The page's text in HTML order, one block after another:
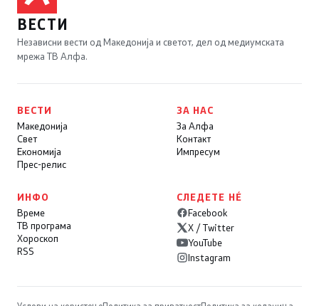
ВЕСТИ
Независни вести од Македонија и светот, дел од медиумската
мрежа ТВ Алфа.
ВЕСТИ
Македонија
Свет
Економија
Прес-релис
ЗА НАС
За Алфа
Контакт
Импресум
ИНФО
Време
ТВ програма
Хороскоп
RSS
СЛЕДЕТЕ НÉ
Facebook
X / Twitter
YouTube
Instagram